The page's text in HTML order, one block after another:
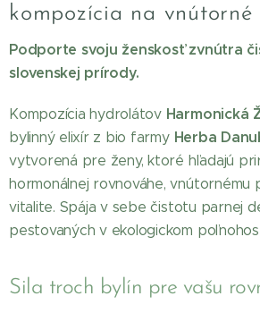
kompozícia na vnútorné
Podporte svoju ženskosť zvnútra
slovenskej prírody.
Kompozícia hydrolátov Harmonická
bylinný elixír z bio farmy Herba
vytvorená pre ženy, ktoré hľadajú
hormonálnej rovnováhe, vnútornému
vitalite. Spája v sebe čistotu parnej
pestovaných v ekologickom
Sila troch bylín pre vašu